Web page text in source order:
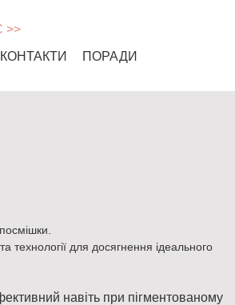
>>
КОНТАКТИ ПОРАДИ
технології для досягнення ідеального
навіть при пігментованому